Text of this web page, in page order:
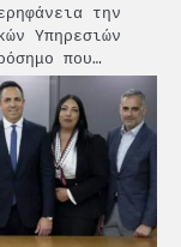
την
Υπηρεσιών
που…
Σπετσών
για την
και τη